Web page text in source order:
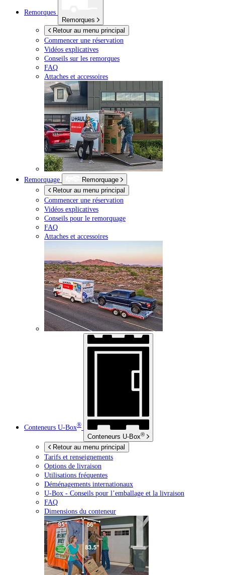
Remorques
Remorques
Retour au menu principal
Commencer une réservation
Vidéos explicatives
Conseils sur les remorques
FAQ
Attaches et accessoires
Remorquage
Remorquage
Retour au menu principal
Commencer une réservation
Vidéos explicatives
Conseils pour le remorquage
FAQ
Attaches et accessoires
Conteneurs U-Box®
Conteneurs U-Box®
Retour au menu principal
Tarifs et renseignements
Options de livraison
Utilisations fréquentes
Déménagements internationaux
U-Box - Conseils pour l’emballage et la livraison
FAQ
Dimensions du conteneur